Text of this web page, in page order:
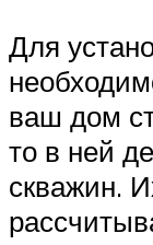
Для
ваш дом
то в ней
скважин.